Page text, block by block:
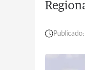
Publicado: